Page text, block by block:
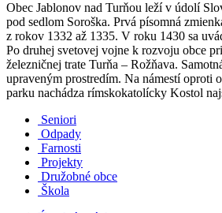
Obec Jablonov nad Turňou leží v údolí
pod sedlom Soroška. Prvá písomná
z rokov 1332 až 1335. V roku 1430 sa
Po druhej svetovej vojne k rozvoju obce
železničnej trate Turňa – Rožňava.
upraveným prostredím. Na námestí oproti
parku nachádza rímskokatolícky Kostol
Seniori
Odpady
Farnosti
Projekty
Družobné obce
Škola